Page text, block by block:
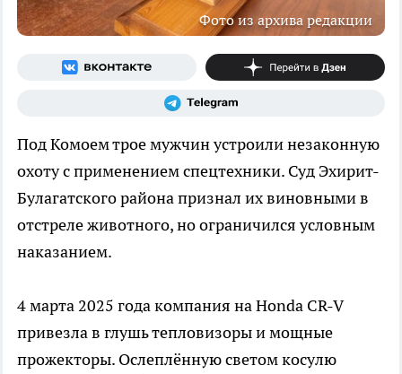
Фото из архива редакции
Под Комоем трое мужчин устроили незаконную
охоту с применением спецтехники. Суд Эхирит-
Булагатского района признал их виновными в
отстреле животного, но ограничился условным
наказанием.
4 марта 2025 года компания на Honda CR-V
привезла в глушь тепловизоры и мощные
прожекторы. Ослеплённую светом косулю